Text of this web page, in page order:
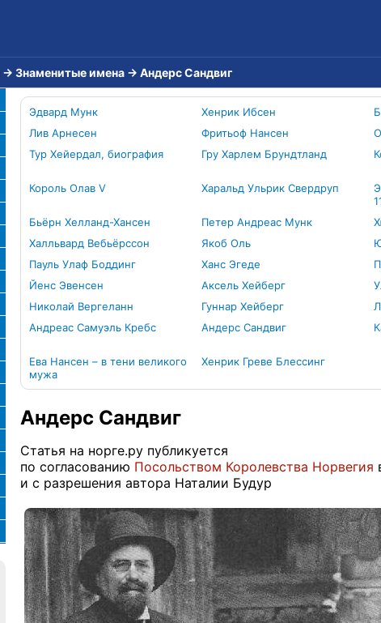
→ Знаменитые имена → Андерс Сандвиг
Эдвард Мунк Хенрик Ибсен
Лив Арнесен
Фритьоф Нансен
Тур Хейердал, биография
Гру Харлем Брундтланд
Король Олав V
Харальд Ульрик Свердруп
Бьёрн Хелланд-Хансен Петер Андреас Мунк
Халльвард Вебьёрссон
Якоб Оль
Пауль Улаф Боддинг
Ханс Эгеде
Йенс Эвенсен
Аксель Хейберг
Николай Вергеланн
Гуннар Хейберг
Андреас Самуэль Кребс
Андерс Сандвиг
Ева Нансен – в тени великого
мужа
Хенрик Греве Блессинг
Андерс Сандвиг
Статья на норге.ру публикуется
по согласованию Посольством Королевства Норвегия
и с разрешения автора Наталии Будур